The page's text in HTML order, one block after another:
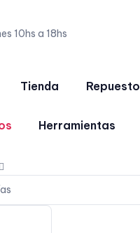
10hs a 18hs
Tienda
Herramientas